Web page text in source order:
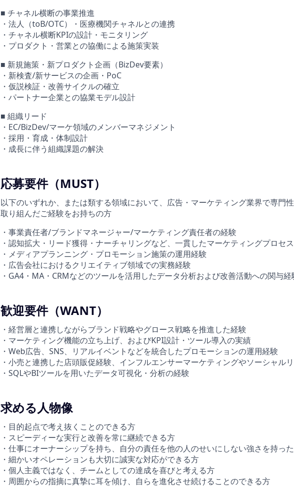
■ チャネル横断の事業推進
・法人（toB/OTC）・医療機関チャネルとの連携
・チャネル横断KPIの設計・モニタリング
・プロダクト・営業との協働による施策実装
■ 新規施策・新プロダクト企画（BizDev要素）
・新検査/新サービスの企画・PoC
・仮説検証・改善サイクルの確立
・パートナー企業との協業モデル設計
■ 組織リード
・EC/BizDev/マーケ領域のメンバーマネジメント
・採用・育成・体制設計
・成長に伴う組織課題の解決
応募要件（MUST）
以下のいずれか、または類する領域において、広告・マーケティング業界で専門
取り組んだご経験をお持ちの方
・事業責任者/ブランドマネージャー/マーケティング責任者の経験
・認知拡大・リード獲得・ナーチャリングなど、一貫したマーケティングプロセ
・メディアプランニング・プロモーション施策の運用経験
・広告会社におけるクリエイティブ領域での実務経験
・GA4・MA・CRMなどのツールを活用したデータ分析および改善活動への関与経
歓迎要件（WANT）
・経営層と連携しながらブランド戦略やグロース戦略を推進した経験
・マーケティング機能の立ち上げ、およびKPI設計・ツール導入の実績
・Web広告、SNS、リアルイベントなどを統合したプロモーションの運用経験
・小売と連携した店頭販促経験、インフルエンサーマーケティングやソーシャル
・SQLやBIツールを用いたデータ可視化・分析の経験
求める人物像
・目的起点で考え抜くことのできる方
・スピーディーな実行と改善を常に継続できる方
・仕事にオーナーシップを持ち、自分の責任を他の人のせいにしない強さを持っ
・細かいオペレーションも大切に誠実な対応ができる方
・個人主義ではなく、チームとしての達成を喜びと考える方
・周囲からの指摘に真摯に耳を傾け、自らを進化させ続けることのできる方